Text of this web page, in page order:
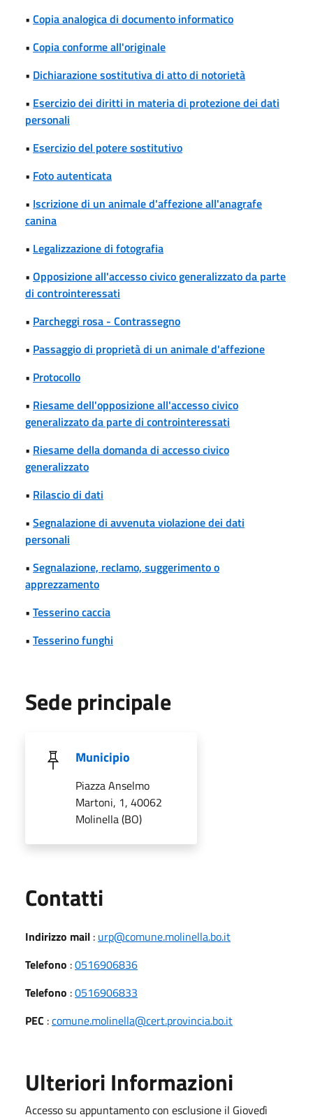
• Copia analogica di documento informatico
• Copia conforme all'originale
• Dichiarazione sostitutiva di atto di notorietà
• Esercizio dei diritti in materia di protezione dei dati
personali
• Esercizio del potere sostitutivo
• Foto autenticata
• Iscrizione di un animale d'affezione all'anagrafe
canina
• Legalizzazione di fotografia
• Opposizione all'accesso civico generalizzato da parte
di controinteressati
• Parcheggi rosa - Contrassegno
• Passaggio di proprietà di un animale d'affezione
• Protocollo
• Riesame dell'opposizione all'accesso civico
generalizzato da parte di controinteressati
• Riesame della domanda di accesso civico
generalizzato
• Rilascio di dati
• Segnalazione di avvenuta violazione dei dati
personali
• Segnalazione, reclamo, suggerimento o
apprezzamento
• Tesserino caccia
• Tesserino funghi
Sede principale
Municipio
Piazza Anselmo
Martoni, 1, 40062
Molinella (BO)
Contatti
Indirizzo mail : urp@comune.molinella.bo.it
Telefono :0516906836
Telefono :0516906833
PEC :comune.molinella@cert.provincia.bo.it
Ulteriori Informazioni
Accesso su appuntamento con esclusione il Giovedì